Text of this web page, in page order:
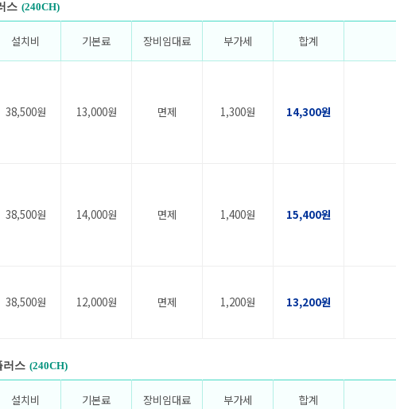
스 (240CH)
설치비 기본료 장비임대료 부가세 합계
38,500원 13,000원 면제 1,300원 14,300원
38,500원 14,000원 면제 1,400원 15,400원
38,500원 12,000원 면제 1,200원 13,200원
러스 (240CH)
설치비 기본료 장비임대료 부가세 합계